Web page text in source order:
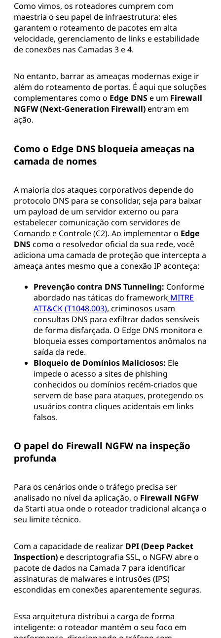
Como vimos, os roteadores cumprem com
maestria o seu papel de infraestrutura: eles
garantem o roteamento de pacotes em alta
velocidade, gerenciamento de links e estabilidade
de conexões nas Camadas 3 e 4.
No entanto, barrar as ameaças modernas exige ir
além do roteamento de portas. É aqui que soluções
complementares como o Edge DNSe um Firewall
NGFW (Next-Generation Firewall)entram em
ação.
Como o Edge DNS bloqueia ameaças na
camada de nomes
A maioria dos ataques corporativos depende do
protocolo DNS para se consolidar, seja para baixar
um payload de um servidor externo ou para
estabelecer comunicação com servidores de
Comando e Controle (C2). Ao implementar o Edge
DNScomo o resolvedor oficial da sua rede, você
adiciona uma camada de proteção que intercepta a
ameaça antes mesmo que a conexão IP aconteça:
Prevenção contra DNS Tunneling: Conforme
abordado nas táticas do framework MITRE
ATT&CK (T1048.003), criminosos usam
consultas DNS para exfiltrar dados sensíveis
de forma disfarçada. O Edge DNS monitora e
bloqueia esses comportamentos anômalos na
saída da rede.
Bloqueio de Domínios Maliciosos: Ele
impede o acesso a sites de phishing
conhecidos ou domínios recém-criados que
servem de base para ataques, protegendo os
usuários contra cliques acidentais em links
falsos.
O papel do Firewall NGFW na inspeção
profunda
Para os cenários onde o tráfego precisa ser
analisado no nível da aplicação, o Firewall NGFW
da Starti atua onde o roteador tradicional alcança o
seu limite técnico.
Com a capacidade de realizar DPI (Deep Packet
Inspection)e descriptografia SSL, o NGFW abre o
pacote de dados na Camada 7 para identificar
assinaturas de malwares e intrusões (IPS)
escondidas em conexões aparentemente seguras.
Essa arquitetura distribui a carga de forma
inteligente: o roteador mantém o seu foco em